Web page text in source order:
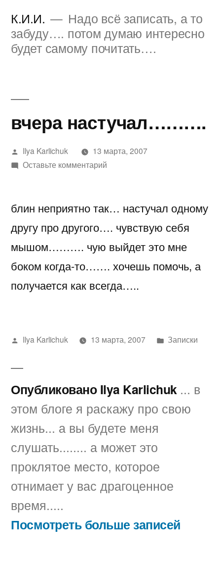
содержимому
К.И.И.
Надо всё записать, а то
забуду…. потом думаю интересно
будет самому почитать….
вчера настучал……….
Написано
автором
Ilya Karlichuk
13 марта, 2007
Оставьте комментарийк
блин неприятно так… настучал одному
другу про другого…. чувствую себя
мышом………. чую выйдет это мне
боком когда-то……. хочешь помочь, а
получается как всегда…..
Написано
Ilya Karlichuk 13 марта, 2007
Написано
Записки
Опубликовано Ilya Karlichuk ... в
этом блоге я раскажу про свою
жизнь... а вы будете меня
слушать........ а может это
проклятое место, которое
отнимает у вас драгоценное
время.....
Посмотреть больше записей